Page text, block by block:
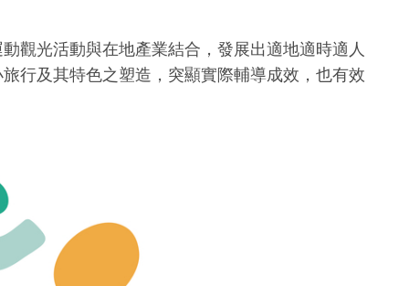
觀光活動與在地產業結合，發展出適地適時適人
行及其特色之塑造，突顯實際輔導成效，也有效